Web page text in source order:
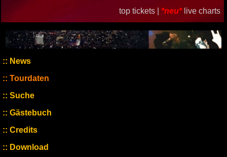
top tickets | *neu* live charts
News
Tourdaten
Suche
Gästebuch
Credits
Download